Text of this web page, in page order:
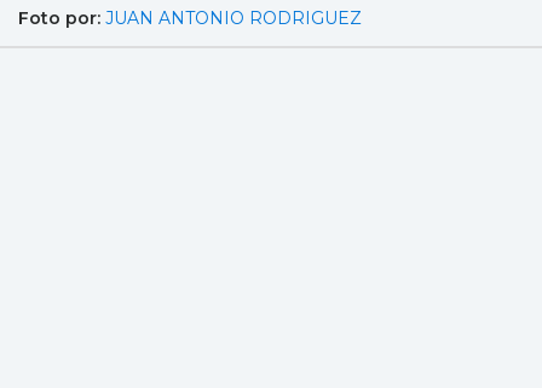
Foto por: JUAN ANTONIO RODRIGUEZ